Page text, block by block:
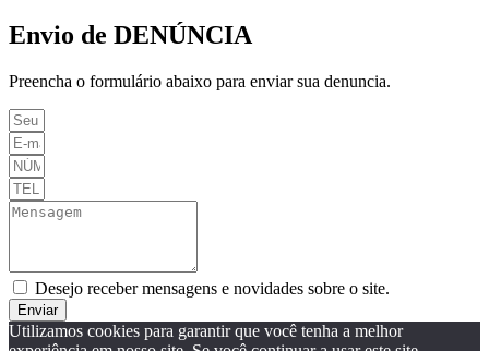
Envio de DENÚNCIA
Preencha o formulário abaixo para enviar sua denuncia.
Desejo receber mensagens e novidades sobre o site.
Enviar
Utilizamos cookies para garantir que você tenha a melhor